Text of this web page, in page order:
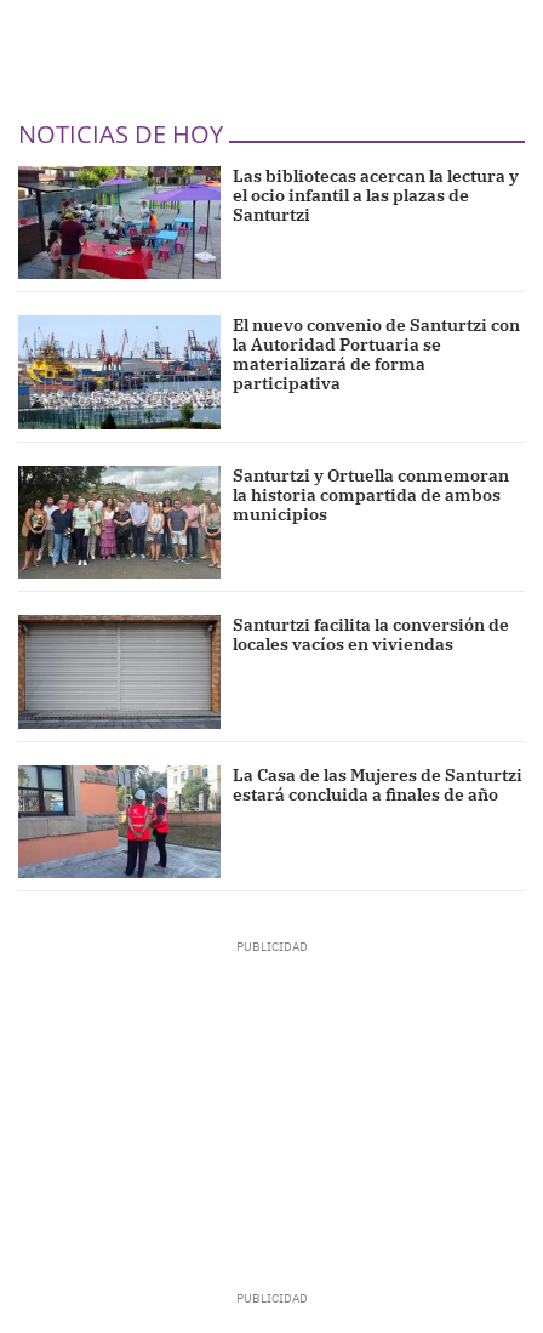
NOTICIAS DE HOY
Las bibliotecas acercan la lectura y
el ocio infantil a las plazas de
Santurtzi
El nuevo convenio de Santurtzi con
la Autoridad Portuaria se
materializará de forma
participativa
Santurtzi y Ortuella conmemoran
la historia compartida de ambos
municipios
Santurtzi facilita la conversión de
locales vacíos en viviendas
La Casa de las Mujeres de Santurtzi
estará concluida a finales de año